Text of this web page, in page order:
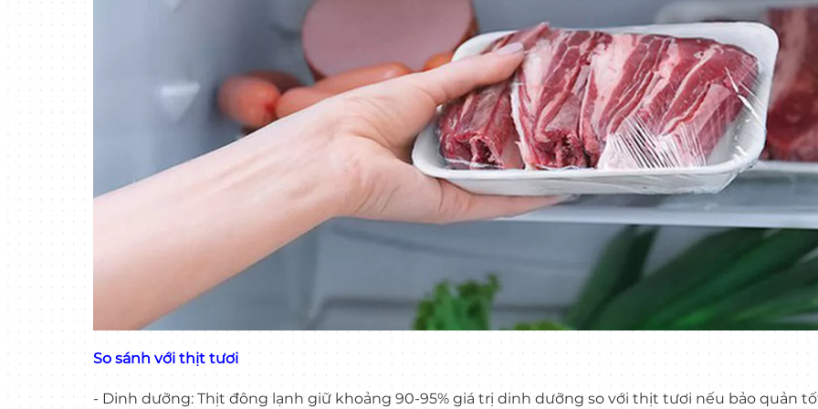
So sánh với thịt tươi
- Dinh dưỡng: Thịt đông lạnh giữ khoảng 90-95% giá trị dinh dưỡng so với thịt tươi nếu bảo quản